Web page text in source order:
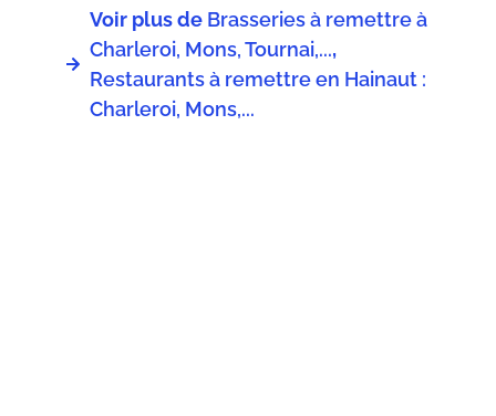
Voir plus de Brasseries à remettre à
Charleroi, Mons, Tournai,...,
Restaurants à remettre en Hainaut :
Charleroi, Mons,...